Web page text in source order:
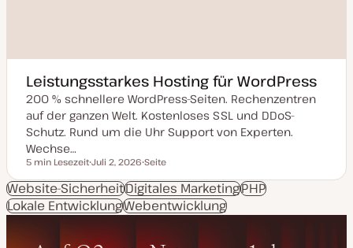
Leistungsstarkes Hosting für WordPress
200 % schnellere WordPress-Seiten. Rechenzentren
auf der ganzen Welt. Kostenloses SSL und DDoS-
Schutz. Rund um die Uhr Support von Experten.
Wechse…
Lesezeit
5 min Lesezeit
a
t
u
m
Juli 2, 2026
o
s
t
T
Seite
Website-SicherheitDigitales MarketingPHP
Lokale EntwicklungWebentwicklung